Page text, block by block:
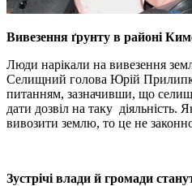
Вивезення ґрунту в районі
Люди нарікали на вивезення
Селищний голова Юрій
питанням, зазначивши, що
дати дозвіл на таку діяльність.
вивозити землю, то це не
Зустрічі влади й громади